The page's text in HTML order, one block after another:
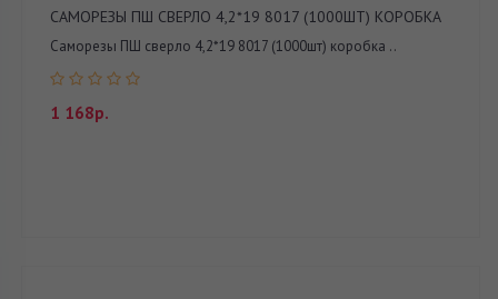
САМОРЕЗЫ ПШ СВЕРЛО 4,2*19 8017 (1000ШТ) КОРОБКА
Саморезы ПШ сверло 4,2*19 8017 (1000шт) коробка ..
1 168р.